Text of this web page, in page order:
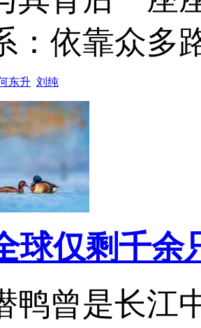
：依靠众
东升 刘纯
球仅剩千
鸭曾是长江